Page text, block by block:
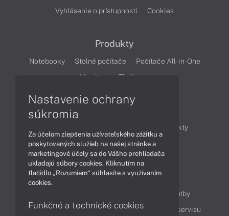
Vyhlásenie o prístupnosti
Cookies
Produkty
Notebooky Stolné počítače
Počítače All-in-One
Monitory
Tlačiarne
Produkty
Technológie
Videá
Obsah
Možnosti doručenia a platby
Podpora a servis
Servisné služby Cenník servisu
Nastavenie ochrany
súkromia
Za účelom zlepšenia užívateľského zážitku a
poskytovaných služieb na našej stránke a
marketingové účely sa do Vášho prehliadača
ukladajú súbory cookies. Kliknutím na
tlačidlo „Rozumiem“ súhlasíte s využívaním
cookies.
Funkčné a technické cookies